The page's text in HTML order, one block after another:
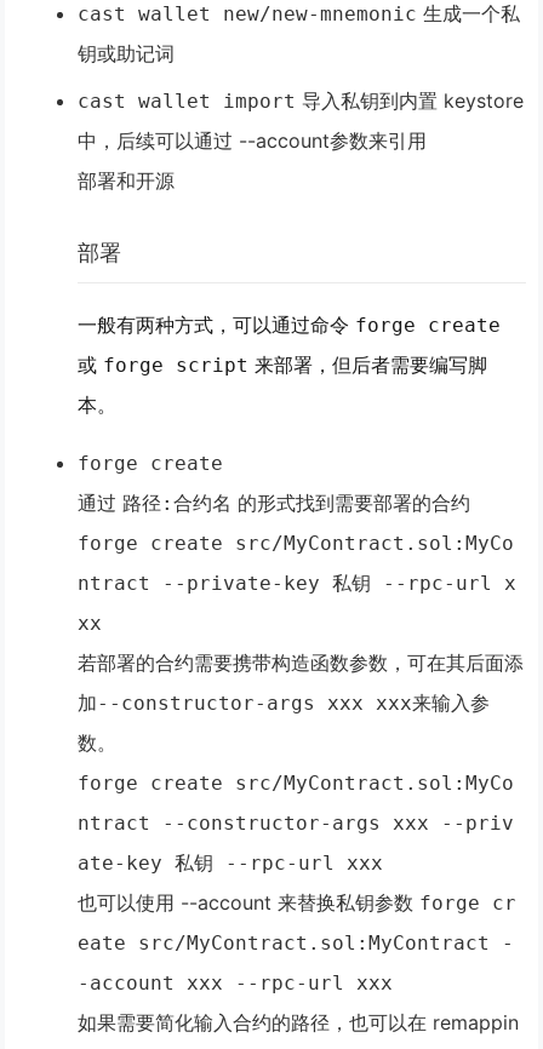
cast wallet new/new-mnemonic 生成一个私
钥或助记词
cast wallet import 导入私钥到内置 keystore
中，后续可以通过 --account参数来引用
部署和开源
部署
一般有两种方式，可以通过命令 forge create
或 forge script 来部署，但后者需要编写脚
本。
forge create
通过 路径:合约名 的形式找到需要部署的合约
forge create src/MyContract.sol:MyCo
ntract --private-key 私钥 --rpc-url x
xx
若部署的合约需要携带构造函数参数，可在其后面添
加--constructor-args xxx xxx来输入参
数。
forge create src/MyContract.sol:MyCo
ntract --constructor-args xxx --priv
ate-key 私钥 --rpc-url xxx
也可以使用 --account 来替换私钥参数 forge cr
eate src/MyContract.sol:MyContract -
-account xxx --rpc-url xxx
如果需要简化输入合约的路径，也可以在 remappin